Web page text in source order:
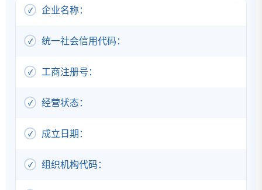
企业名称：
统一社会信用代码：
工商注册号：
经营状态：
成立日期：
组织机构代码：